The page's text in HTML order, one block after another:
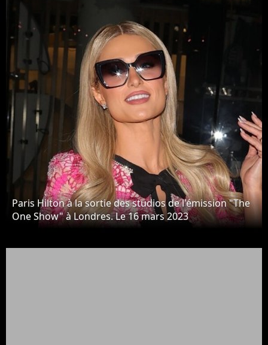
Paris Hilton à la sortie des studios de l'émission "The
One Show" à Londres. Le 16 mars 2023